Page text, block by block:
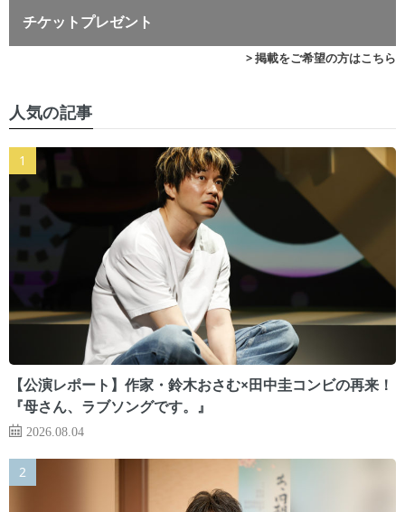
チケットプレゼント
> 掲載をご希望の方はこちら
人気の記事
【公演レポート】作家・鈴木おさむ×田中圭コンビの再来！
『母さん、ラブソングです。』
2026.08.04